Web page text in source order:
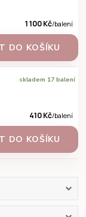
1 100 Kč/balení
DO KOŠÍKU
410 Kč/balení
skladem 17 balení
DO KOŠÍKU